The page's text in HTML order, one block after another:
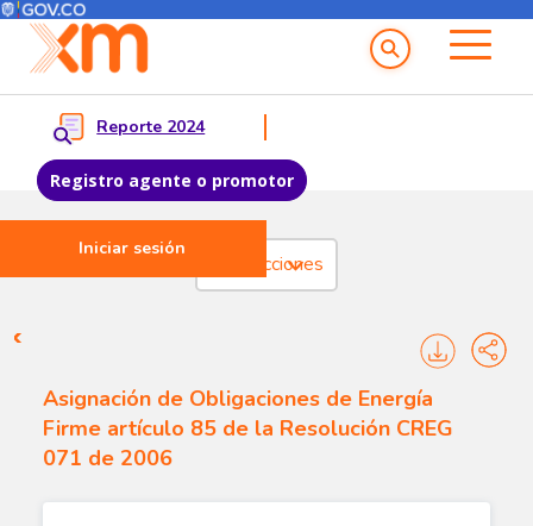
Pasar al contenido principal
Menú del Usuario
Reporte 2024
Registro agente o promotor
Iniciar sesión
Menu principal
Transacciones - Cargo por
Transacciones
Asignación de Obligaciones de Energía
Firme artículo 85 de la Resolución CREG
071 de 2006